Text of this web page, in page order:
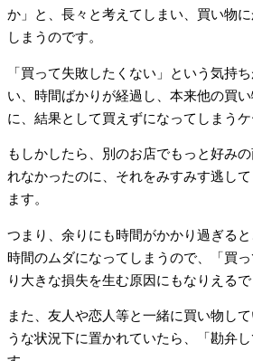
か」と、長々と考えてしまい、買い物
しまうのです。
「買って失敗したくない」という気持
い、時間ばかりが経過し、本来他の買
に、結果として買えずになってしまうケ
もしかしたら、別のお店でもっと好み
れなかったのに、それをみすみす逃し
ます。
つまり、余りにも時間がかかり過ぎる
時間のムダになってしまうので、「買
り大きな損失を生む原因にもなりえるで
また、友人や恋人等と一緒に買い物し
うな状況下に置かれていたら、「勘弁